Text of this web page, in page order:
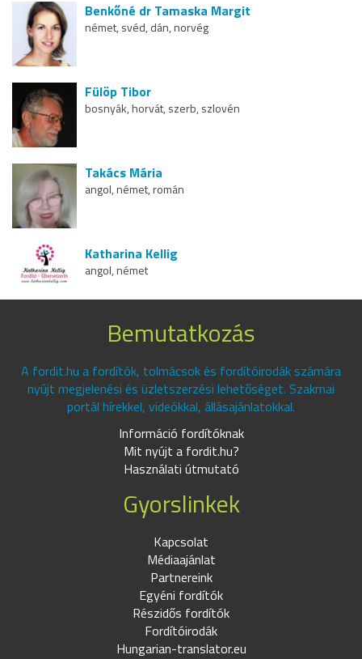
Benkőné dr Tamaska Margit
német, svéd, dán, norvég
Fülöp Tibor
bosnyák, horvát, szerb, szlovén
Takács Mária
angol, német, román
Katharina Kellig
angol, német
Bemutatkozás
A fordit.hu a fordítók, tolmácsok és fordítóirodák számára
nyújt megjelenési és üzletszerzési lehetőséget. Szakmai
portál hírekkel, videókkal, állásajánlatokkal.
Információ fordítóknak
Mit nyújt a fordit.hu?
Használati útmutató
Gyorslinkek
Kapcsolat
Médiaajánlat
Partnereink
Egyéni fordítók
Részidős fordítók
Fordítóirodák
Hungarian-translator.eu